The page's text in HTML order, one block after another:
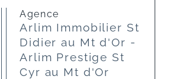
Agence
Arlim Immobilier St
Didier au Mt d'Or -
Arlim Prestige St
Cyr au Mt d'Or